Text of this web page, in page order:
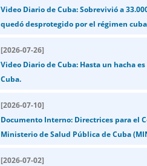
Video Diario de Cuba: Sobrevivió a
quedó desprotegido por el régimen
[2026-07-26]
Video Diario de Cuba: Hasta un hacha
Cuba.
[2026-07-10]
Documento Interno: Directrices para el
Ministerio de Salud Pública de Cuba
[2026-07-02]